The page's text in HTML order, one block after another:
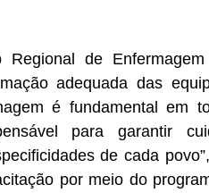
de
adequada das
é fundamental em
para garantir
de cada
por meio do